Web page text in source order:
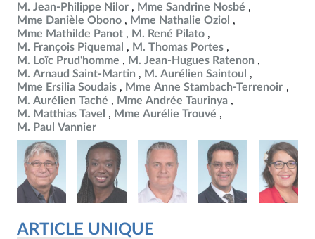
M. Jean-Philippe Nilor
Mme Sandrine Nosbé
Mme Danièle Obono
Mme Nathalie Oziol
Mme Mathilde Panot
M. René Pilato
M. François Piquemal
M. Thomas Portes
M. Loïc Prud'homme
M. Jean-Hugues Ratenon
M. Arnaud Saint-Martin
M. Aurélien Saintoul
Mme Ersilia Soudais
Mme Anne Stambach-Terrenoir
M. Aurélien Taché
Mme Andrée Taurinya
M. Matthias Tavel
Mme Aurélie Trouvé
M. Paul Vannier
ARTICLE UNIQUE